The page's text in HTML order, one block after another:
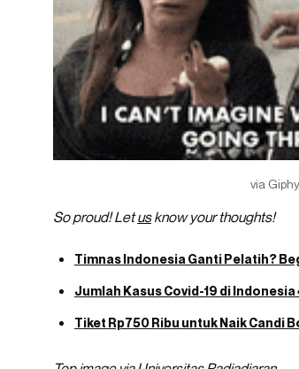
via Giphy
So proud! Letusknow your thoughts!
Timnas Indonesia Ganti Pelatih?
Jumlah Kasus Covid-19 di
Tiket Rp750 Ribu untuk Naik Candi